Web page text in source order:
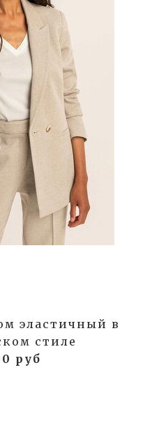
эластичный в
стиле
руб